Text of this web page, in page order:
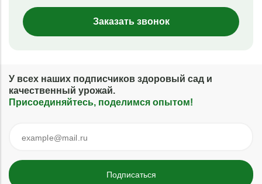
Заказать звонок
У всех наших подписчиков здоровый сад и
качественный урожай.
Присоединяйтесь, поделимся опытом!